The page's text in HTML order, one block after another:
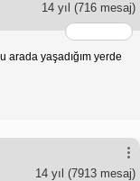
14 yıl (716 mesaj)
arada yaşadığım yerde
14 yıl (7913 mesaj)